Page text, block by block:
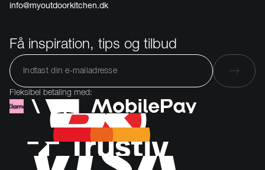
info@myoutdoorkitchen.dk
Få inspiration, tips og tilbud
Fleksibel betaling med: